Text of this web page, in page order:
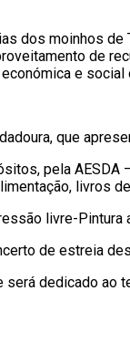
dos moinhos
de
e
que
pela
livros
livre-
de estreia
dedicado ao